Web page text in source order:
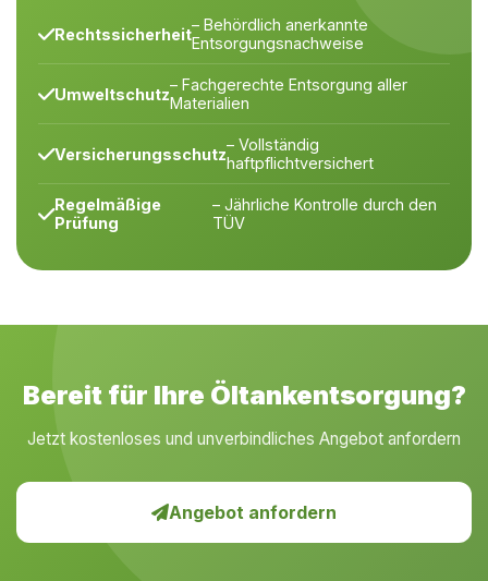
Rechtssicherheit– Behördlich anerkannte
Entsorgungsnachweise
Umweltschutz– Fachgerechte Entsorgung aller
Materialien
Versicherungsschutz– Vollständig
haftpflichtversichert
Regelmäßige
Prüfung
– Jährliche Kontrolle durch den
TÜV
Bereit für Ihre Öltankentsorgung?
Jetzt kostenloses und unverbindliches Angebot anfordern
Angebot anfordern